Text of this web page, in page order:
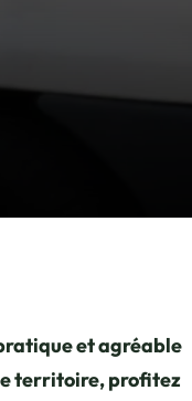
et agréable
le territoire, profitez